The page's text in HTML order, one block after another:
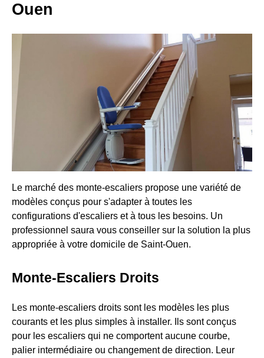
Ouen
Le marché des monte-escaliers propose une variété de
modèles conçus pour s'adapter à toutes les
configurations d'escaliers et à tous les besoins. Un
professionnel saura vous conseiller sur la solution la plus
appropriée à votre domicile de Saint-Ouen.
Monte-Escaliers Droits
Les monte-escaliers droits sont les modèles les plus
courants et les plus simples à installer. Ils sont conçus
pour les escaliers qui ne comportent aucune courbe,
palier intermédiaire ou changement de direction. Leur